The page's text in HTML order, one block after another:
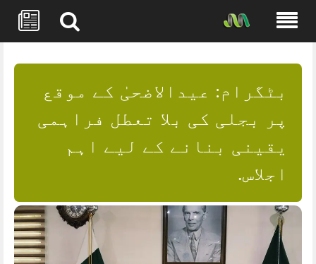
content
بٹگرام: عیدالاضحیٰ کے موقع
پر بجلی کی بلا تعطل فراہمی
یقینی بنانے کے لیے اہم
اجلاس.